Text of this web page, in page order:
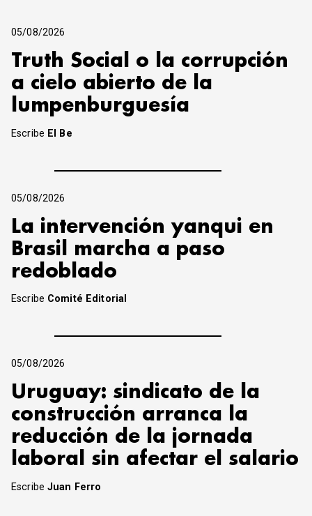
05/08/2026
Truth Social o la corrupción
a cielo abierto de la
lumpenburguesía
Escribe El Be
05/08/2026
La intervención yanqui en
Brasil marcha a paso
redoblado
Escribe Comité Editorial
05/08/2026
Uruguay: sindicato de la
construcción arranca la
reducción de la jornada
laboral sin afectar el salario
EscribeJuan Ferro